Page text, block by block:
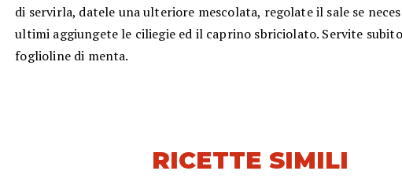
di servirla, datele una ulteriore mescolata, regolate il sale se
ultimi aggiungete le ciliegie ed il caprino sbriciolato. Servite
foglioline di menta.
RICETTE SIMILI